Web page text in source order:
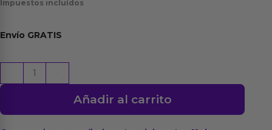
Impuestos incluídos
Envío GRATIS
Vibrador
Movimientos
Añadir al carrito